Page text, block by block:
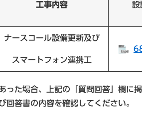
工事内容 設
ナースコール設備更新及び
スマートフォン連携工
った場合、上記の「質問回答」欄に
回答書の内容を確認してください。